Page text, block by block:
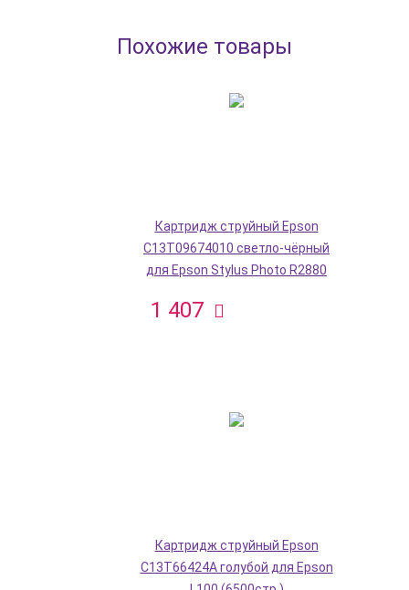
Похожие товары
Картридж струйный Epson
C13T09674010 светло-чёрный
для Epson Stylus Photo R2880
1 407
Картридж струйный Epson
C13T66424A голубой для Epson